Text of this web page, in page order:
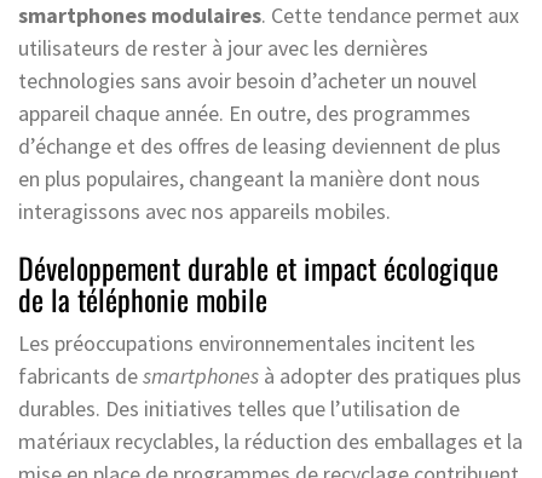
smartphones modulaires. Cette tendance permet aux
utilisateurs de rester à jour avec les dernières
technologies sans avoir besoin d’acheter un nouvel
appareil chaque année. En outre, des programmes
d’échange et des offres de leasing deviennent de plus
en plus populaires, changeant la manière dont nous
interagissons avec nos appareils mobiles.
Développement durable et impact écologique
de la téléphonie mobile
Les préoccupations environnementales incitent les
fabricants desmartphones à adopter des pratiques plus
durables. Des initiatives telles que l’utilisation de
matériaux recyclables, la réduction des emballages et la